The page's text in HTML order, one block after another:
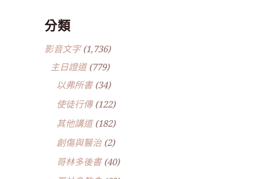
分類
影音文字(1,736)
主日證道(779)
以弗所書(34)
使徒行傳(122)
其他講道(182)
創傷與醫治(2)
哥林多後書(40)